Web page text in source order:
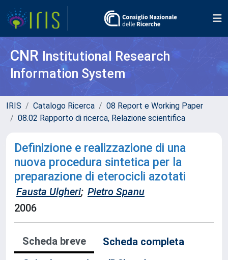
CNR Institutional Research
Information System
IRIS Catalogo Ricerca
08 Report e Working Paper
08.02 Rapporto di ricerca, Relazione scientifica
Definizione e realizzazione di una
nuova procedura sintetica per la
preparazione di eterocicli azotati
Fausta Ulgheri; Pietro Spanu
2006
Scheda breve
Scheda completa